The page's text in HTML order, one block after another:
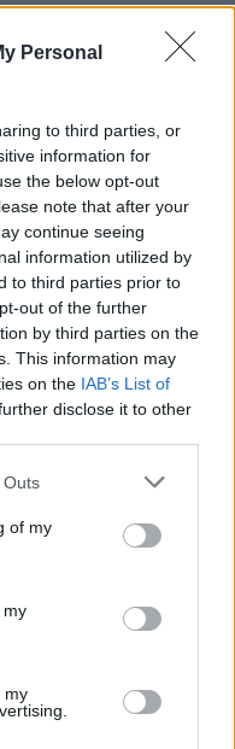
Personal
to third parties, or
information for
the below opt-out
note that after your
continue seeing
information utilized by
to third parties prior to
out of the further
by third parties on the
This information may
on the IAB’s List of
disclose it to other
one or more Google
You may click to
its third-party tags to
in below Google
Outs
of my
my
my
kapja idén a
a Gershwin-díjat
– jelentette be
Könyvtár.
Denis Villeneuve
Dűnét: miután Frank
feldolgozta, A
be róla a
nyílik kiállítás a
tárlat A színekben